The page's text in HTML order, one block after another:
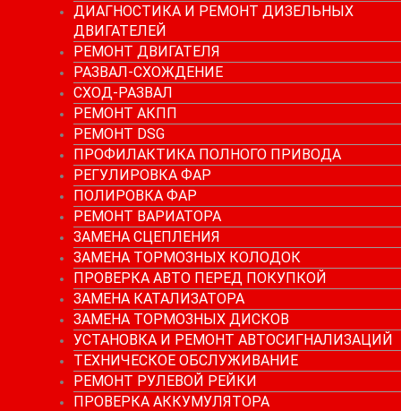
ДИАГНОСТИКА И РЕМОНТ ДИЗЕЛЬНЫХ
ДВИГАТЕЛЕЙ
РЕМОНТ ДВИГАТЕЛЯ
РАЗВАЛ-СХОЖДЕНИЕ
СХОД-РАЗВАЛ
РЕМОНТ АКПП
РЕМОНТ DSG
ПРОФИЛАКТИКА ПОЛНОГО ПРИВОДА
РЕГУЛИРОВКА ФАР
ПОЛИРОВКА ФАР
РЕМОНТ ВАРИАТОРА
ЗАМЕНА СЦЕПЛЕНИЯ
ЗАМЕНА ТОРМОЗНЫХ КОЛОДОК
ПРОВЕРКА АВТО ПЕРЕД ПОКУПКОЙ
ЗАМЕНА КАТАЛИЗАТОРА
ЗАМЕНА ТОРМОЗНЫХ ДИСКОВ
УСТАНОВКА И РЕМОНТ АВТОСИГНАЛИЗАЦИЙ
ТЕХНИЧЕСКОЕ ОБСЛУЖИВАНИЕ
РЕМОНТ РУЛЕВОЙ РЕЙКИ
ПРОВЕРКА АККУМУЛЯТОРА